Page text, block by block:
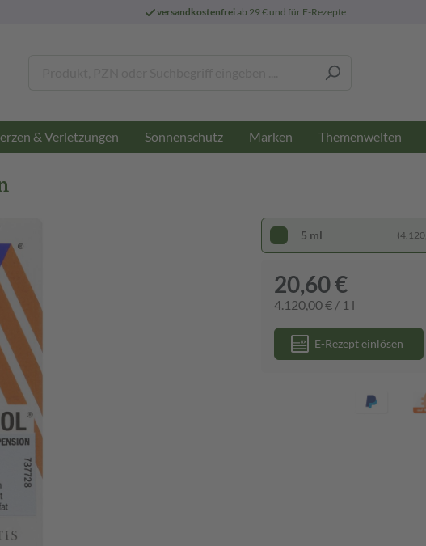
versandkostenfreiab 29 € und für E-Rezepte
& Verletzungen Sonnenschutz Marken Themenwelten
5 ml
20,60 €
4.120,00 € / 1 l
E-Rezept einlösen